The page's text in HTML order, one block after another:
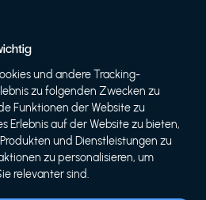
und andere Tracking-
zu folgenden Zwecken zu
Funktionen der Website zu
Erlebnis auf der Website zu bieten,
und Dienstleistungen zu
zu personalisieren, um
relevanter sind.